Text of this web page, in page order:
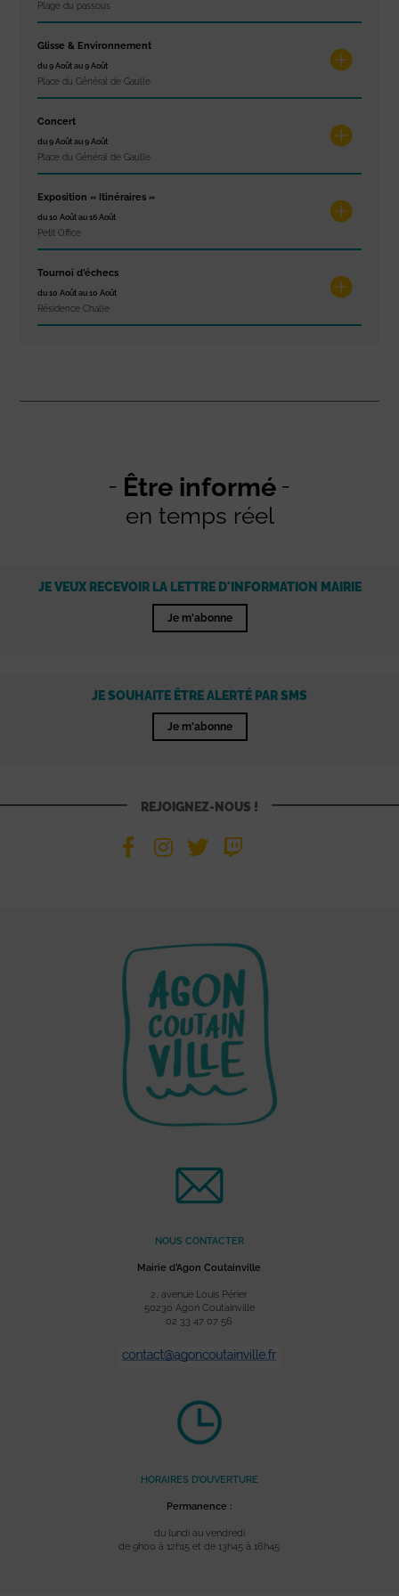
Plage du passous
Glisse & Environnement
du 9 Août au 9 Août
Place du Général de Gaulle
Concert
du 9 Août au 9 Août
Place du Général de Gaulle
Exposition « Itinéraires »
du 10 Août au 16 Août
Petit Office
Tournoi d’échecs
du 10 Août au 10 Août
Résidence Challe
Être informé
en temps réel
JE VEUX RECEVOIR LA LETTRE D'INFORMATION MAIRIE
Je m'abonne
JE SOUHAITE ÊTRE ALERTÉ PAR SMS
Je m'abonne
REJOIGNEZ-NOUS !
NOUS CONTACTER
Mairie d’Agon Coutainville
2, avenue Louis Périer
50230 Agon Coutainville
02 33 47 07 56
HORAIRES D’OUVERTURE
Permanence :
du lundi au vendredi
de 9h00 à 12h15 et de 13h45 à 16h45